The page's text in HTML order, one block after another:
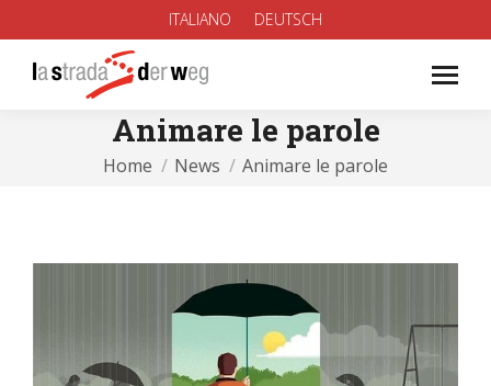
ITALIANO DEUTSCH
Animare le parole
You are here:
Home News Animare le parole